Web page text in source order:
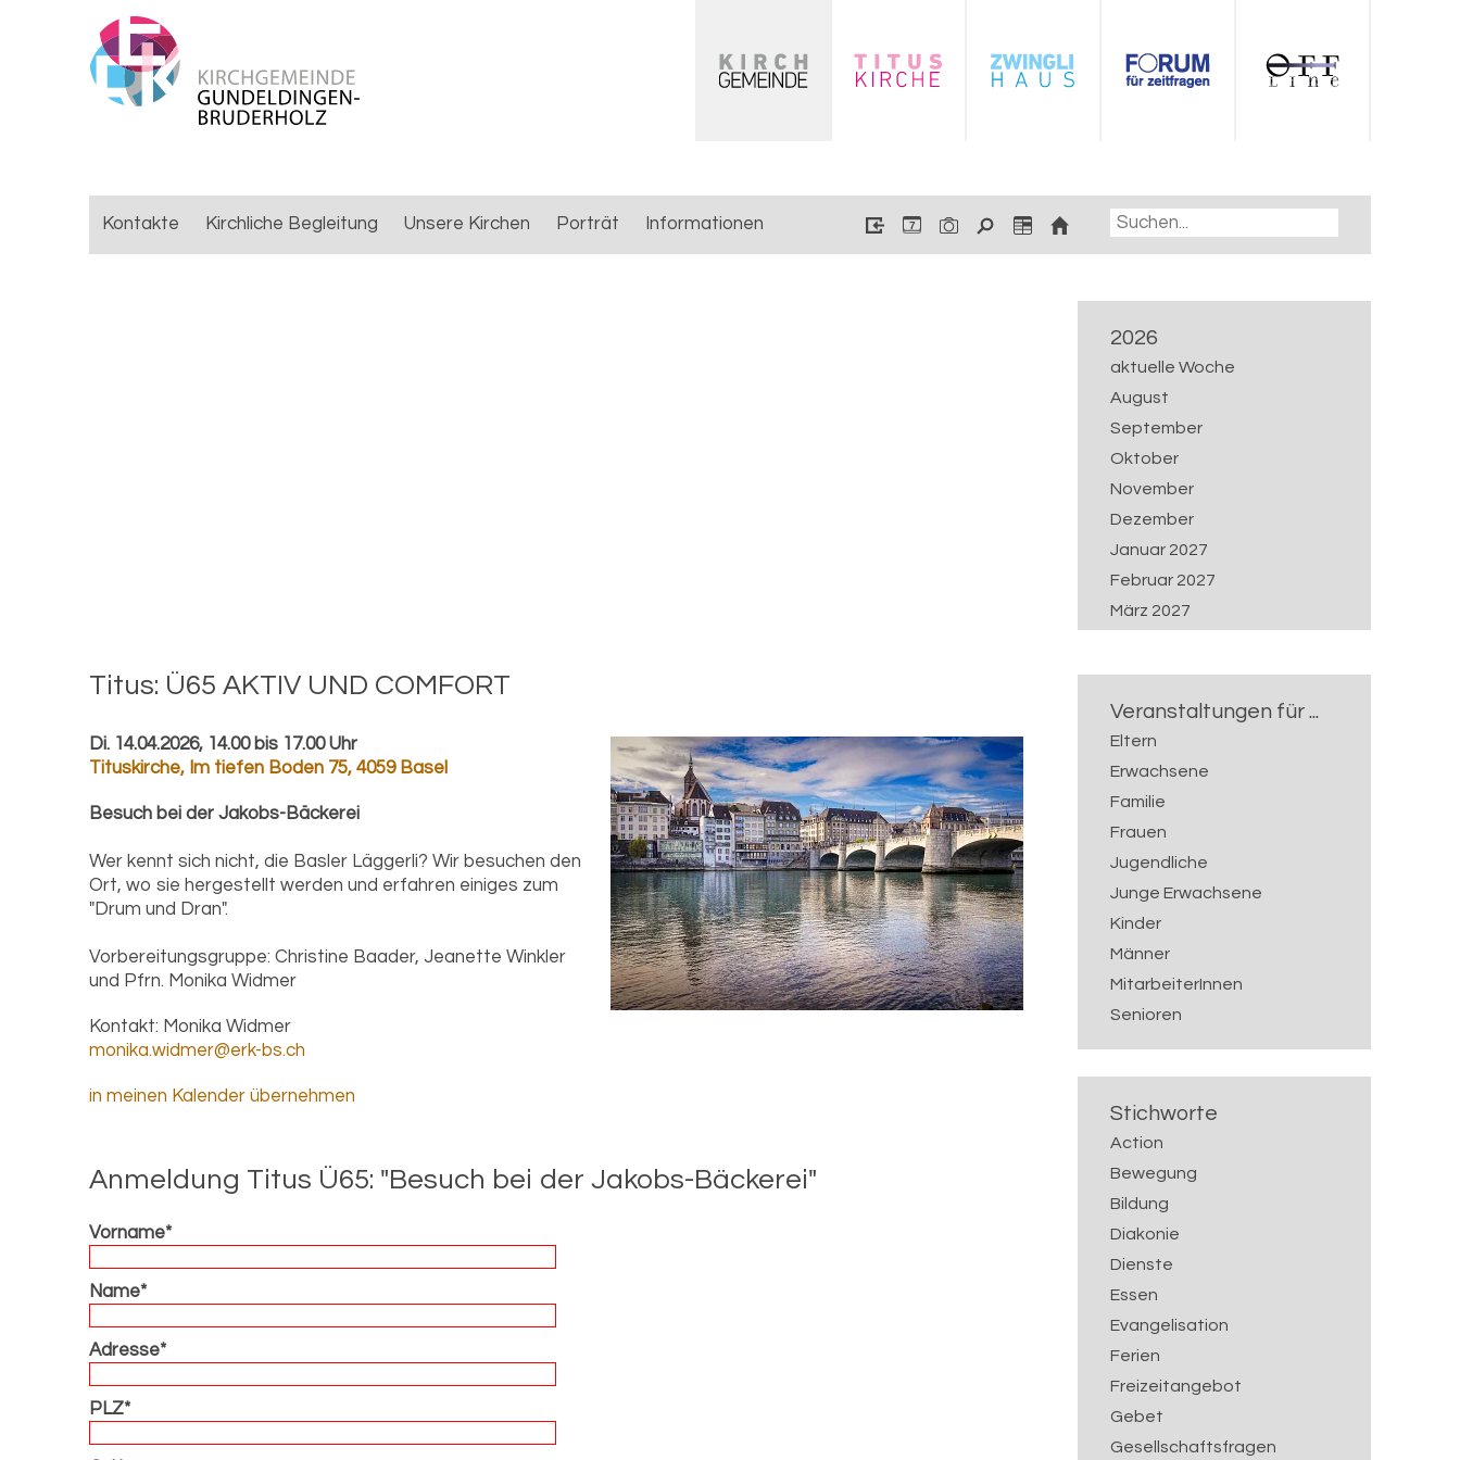
Kontakte Kirchliche Begleitung Unsere Kirchen Porträt Informationen 7
2026
aktuelle Woche
August
September
Oktober
November
Dezember
Januar 2027
Februar 2027
März 2027
Mai 2027
Juni 2027
Juli 2027
Veranstaltungen für ...
Eltern
Erwachsene
Familie
Frauen
Jugendliche
Junge Erwachsene
Kinder
Männer
MitarbeiterInnen
Senioren
Stichworte
Action
Bewegung
Bildung
Diakonie
Dienste
Essen
Evangelisation
Ferien
Freizeitangebot
Gebet
Gesellschaftsfragen
Titus: Ü65 AKTIV UND COM­FORT
Di. 14.04.2026, 14.00 bis 17.00 Uhr
Tituskirche, Im tiefen Boden 75, 4059 Basel
Besuch bei der Jakobs-Bäckerei
Wer kennt sich nicht, die Basler Läggerli? Wir besuchen den
Ort, wo sie hergestellt werden und erfahren einiges zum
"Drum und Dran".
Vorbereitungsgruppe: Christine Baader, Jeanette Winkler
und Pfrn. Monika Widmer
Kontakt: Monika Widmer
monika.widmer@erk-bs.ch
in meinen Kalender übernehmen
An­mel­dung Titus Ü65: "Be­such bei der Jakobs-​Bäckerei"
Vorname*
Name*
Adresse*
PLZ*